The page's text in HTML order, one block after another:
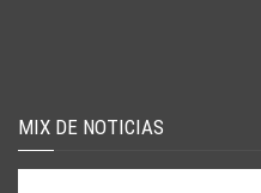
MIX DE NOTICIAS